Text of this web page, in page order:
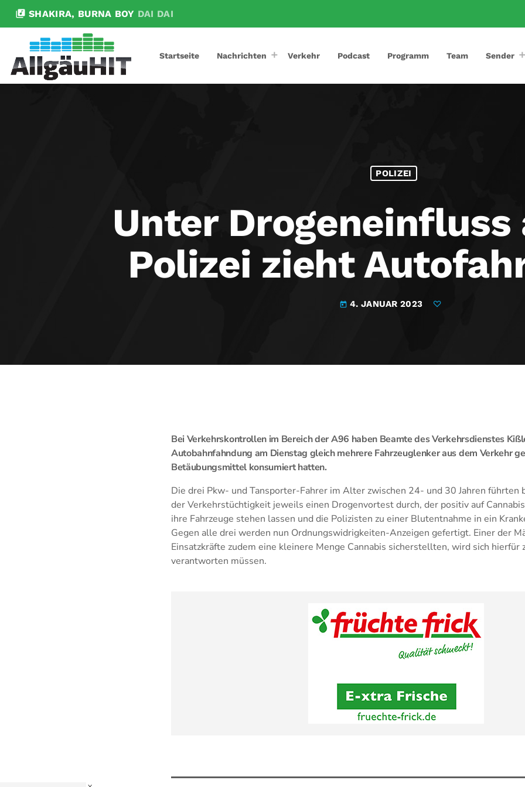
library_music SHAKIRA, BURNA BOY DAI DAI
Startseite Nachrichten Verkehr Podcast Programm Team Sender
POLIZEI
Unter Drogeneinfluss
Polizei zieht
today 4. JANUAR 2023
Bei Verkehrskontrollen im Bereich der A96 haben Beamte des Verkehrsdienstes
Autobahnfahndung am Dienstag gleich mehrere Fahrzeuglenker aus dem Verkehr
Betäubungsmittel konsumiert hatten.
Die drei Pkw- und Tansporter-Fahrer im Alter zwischen 24- und 30 Jahren führten
der Verkehrstüchtigkeit jeweils einen Drogenvortest durch, der positiv auf
ihre Fahrzeuge stehen lassen und die Polizisten zu einer Blutentnahme in ein
Gegen alle drei werden nun Ordnungswidrigkeiten-Anzeigen gefertigt. Einer der
Einsatzkräfte zudem eine kleinere Menge Cannabis sicherstellten, wird sich hierfür
verantworten müssen.